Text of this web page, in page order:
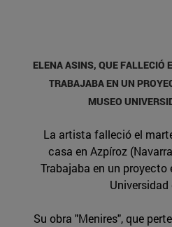
ELENA ASINS, QUE FALLECIÓ
TRABAJABA EN UN
MUSEO
La artista falleció el
casa en Azpíroz
Trabajaba en un proyecto
Universidad
Su obra "Menires", que